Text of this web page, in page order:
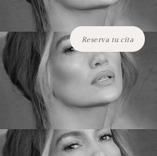
Reserva tu cita